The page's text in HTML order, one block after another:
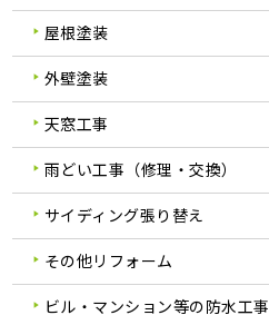
屋根塗装
外壁塗装
天窓工事
雨どい工事（修理・交換）
サイディング張り替え
その他リフォーム
ビル・マンション等の防水工事